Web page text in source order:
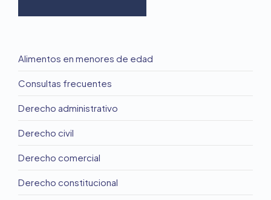
Alimentos en menores de edad
Consultas frecuentes
Derecho administrativo
Derecho civil
Derecho comercial
Derecho constitucional